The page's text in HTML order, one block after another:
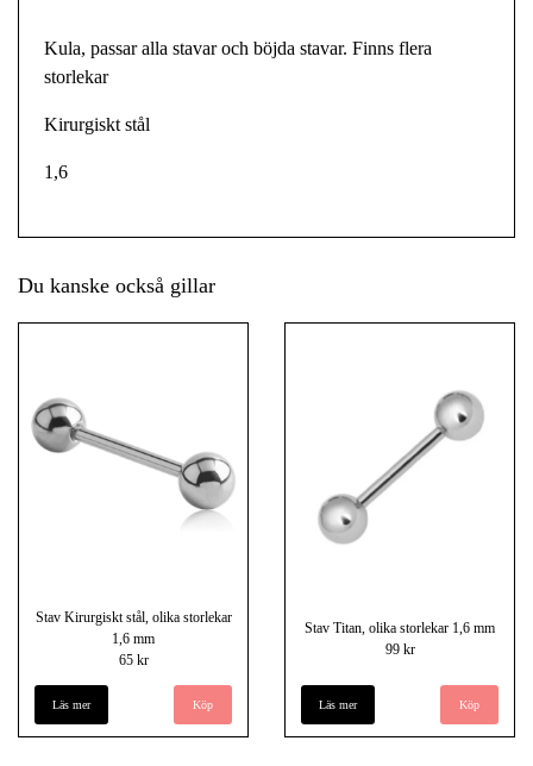
Kula, passar alla stavar och böjda stavar. Finns flera
storlekar
Kirurgiskt stål
1,6
Du kanske också gillar
Stav Kirurgiskt stål, olika storlekar
1,6 mm
65 kr
Läs mer Köp
Stav Titan, olika storlekar 1,6 mm
99 kr
Läs mer Köp